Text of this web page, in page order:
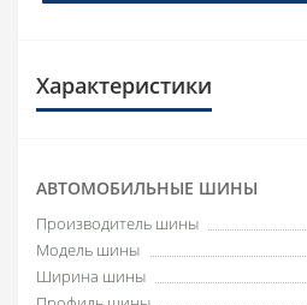
Характеристики
АВТОМОБИЛЬНЫЕ ШИНЫ
Производитель шины
Модель шины
Ширина шины